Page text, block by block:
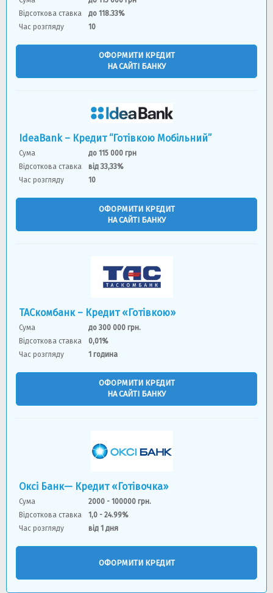
Відсоткова ставка
до 118.33%
Час розгляду
10
ОФОРМИТИ КРЕДИТ
НА САЙТІ БАНКУ
IdeaBank – Кредит “Готівкою Мобільний”
Сума
до 115 000 грн
Відсоткова ставка
від 33,33%
Час розгляду
10
ОФОРМИТИ КРЕДИТ
НА САЙТІ БАНКУ
ТАСкомбанк – Кредит «Готівкою»
Сума
до 300 000 грн.
Відсоткова ставка
0,01%
Час розгляду
1 година
ОФОРМИТИ КРЕДИТ
НА САЙТІ БАНКУ
Оксі Банк— Кредит «Готівочка»
Сума
2000 - 100000 грн.
Відсоткова ставка
1,0 - 24.99%
Час розгляду
від 1 дня
ОФОРМИТИ КРЕДИТ